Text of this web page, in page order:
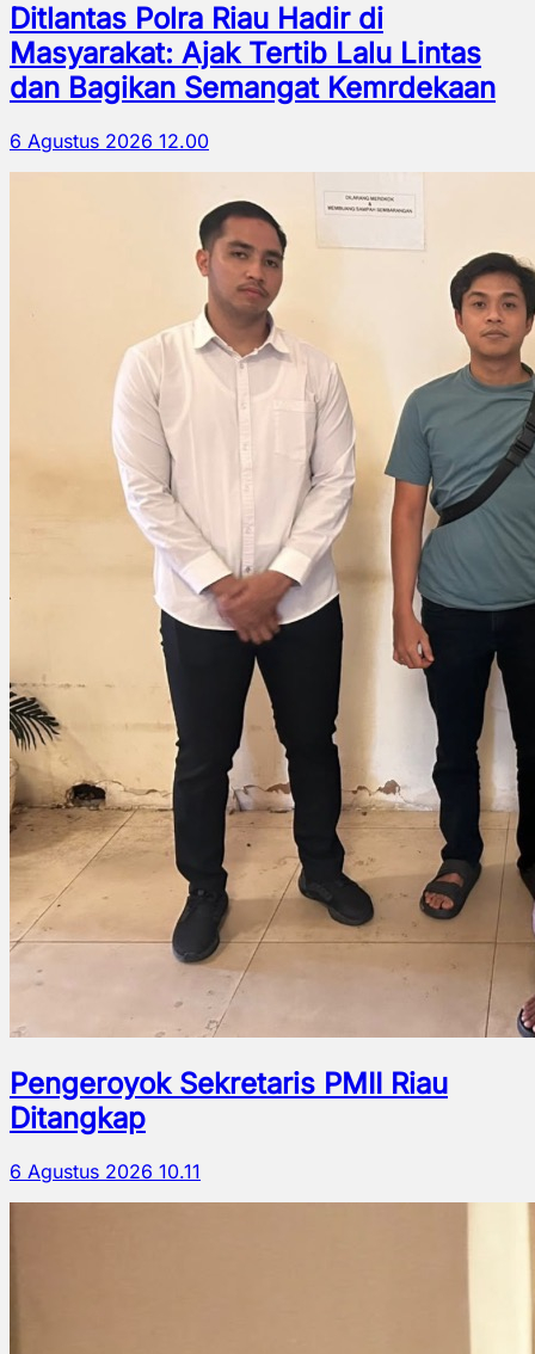
Ditlantas Polra Riau Hadir di
Masyarakat: Ajak Tertib Lalu Lintas
dan Bagikan Semangat Kemrdekaan
6 Agustus 2026 12.00
Pengeroyok Sekretaris PMII Riau
Ditangkap
6 Agustus 2026 10.11